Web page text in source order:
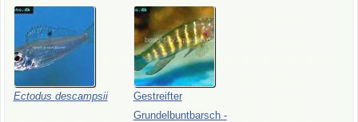
Ectodus descampsii
Gestreifter
Grundelbuntbarsch -